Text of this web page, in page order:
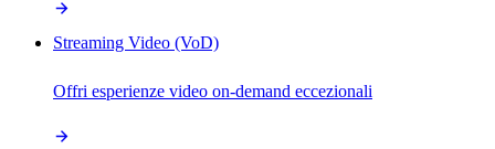
Streaming Video (VoD)
Offri esperienze video on-demand eccezionali